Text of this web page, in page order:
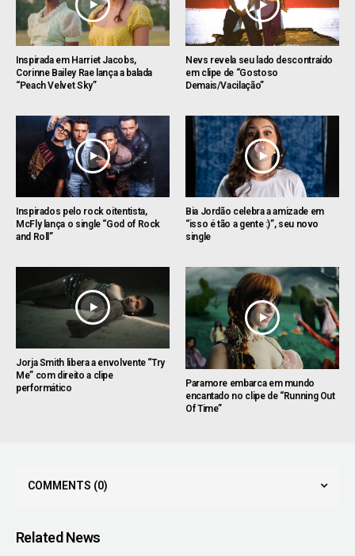
Inspirada em Harriet Jacobs,
Corinne Bailey Rae lança a balada
“Peach Velvet Sky”
Nevs revela seu lado descontraído
em clipe de “Gostoso
Demais/Vacilação”
Inspirados pelo rock oitentista,
McFly lança o single “God of Rock
and Roll”
Bia Jordão celebra a amizade em
“isso é tão a gente :)”, seu novo
single
Jorja Smith libera a envolvente “Try
Me” com direito a clipe
performático
Paramore embarca em mundo
encantado no clipe de “Running Out
Of Time”
COMMENTS (0)
Related News